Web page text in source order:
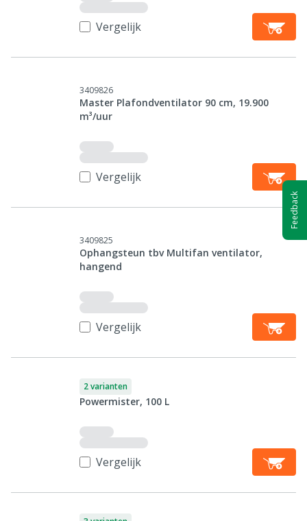
Vergelijk
3409826
Master Plafondventilator 90 cm, 19.900
m³/uur
Vergelijk
3409825
Ophangsteun tbv Multifan ventilator,
hangend
Vergelijk
2 varianten
Powermister, 100 L
Vergelijk
Feedback